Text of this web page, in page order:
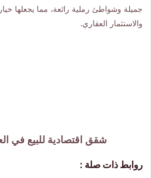
جميلة وشواطئ رملية رائعة، مما يجعلها
والاستثمار العقاري.
شقق اقتصادية للبيع في
روابط ذات صلة :